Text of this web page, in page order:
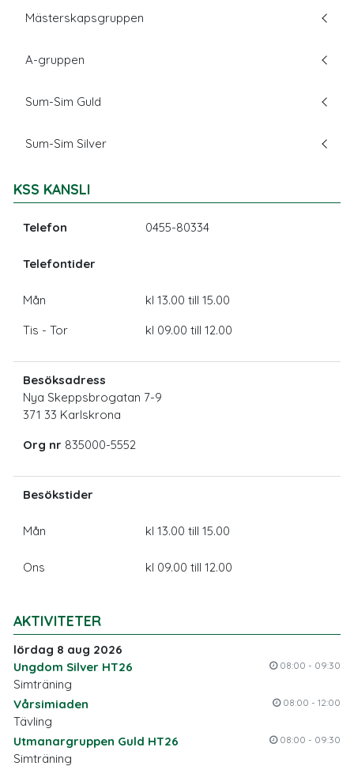
Mästerskapsgruppen
A-gruppen
Sum-Sim Guld
Sum-Sim Silver
KSS KANSLI
Telefon 0455-80334
Telefontider
Mån
Tis - Tor
kl 13.00 till 15.00
kl 09.00 till 12.00
Besöksadress
Nya Skeppsbrogatan 7-9
371 33 Karlskrona
Org nr 835000-5552
Besökstider
Mån kl 13.00 till 15.00
Ons kl 09.00 till 12.00
AKTIVITETER
lördag 8 aug 2026
Ungdom Silver HT26
08:00 - 09:30
Simträning
Vårsimiaden
08:00 - 12:00
Tävling
Utmanargruppen Guld HT26
08:00 - 09:30
Simträning